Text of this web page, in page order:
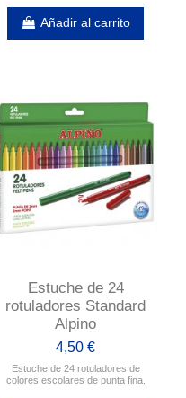
Añadir al carrito
Estuche de 24
rotuladores Standard
Alpino
4,50 €
Estuche de 24 rotuladores de
colores escolares de punta fina.